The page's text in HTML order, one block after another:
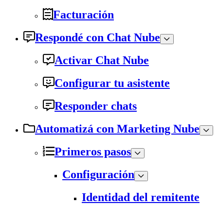
Facturación
Respondé con Chat Nube
Activar Chat Nube
Configurar tu asistente
Responder chats
Automatizá con Marketing Nube
Primeros pasos
Configuración
Identidad del remitente